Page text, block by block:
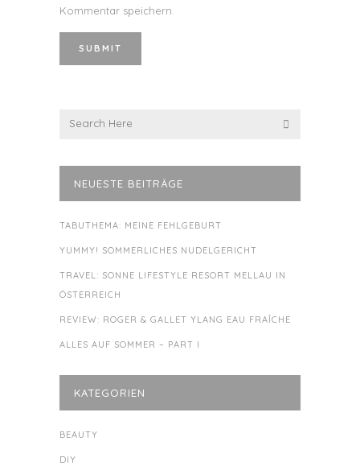
Kommentar speichern.
NEUESTE BEITRÄGE
TABUTHEMA: MEINE FEHLGEBURT
YUMMY! SOMMERLICHES NUDELGERICHT
TRAVEL: SONNE LIFESTYLE RESORT MELLAU IN
ÖSTERREICH
REVIEW: ROGER & GALLET YLANG EAU FRAÎCHE
ALLES AUF SOMMER – PART I
KATEGORIEN
BEAUTY
DIY